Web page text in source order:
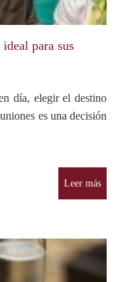
para sus
día, elegir el destino
es una decisión
Leer más